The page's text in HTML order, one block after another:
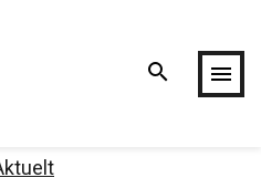
search menu